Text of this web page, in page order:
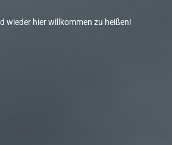
wieder hier willkommen zu heißen!